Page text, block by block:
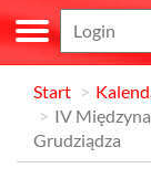
Start
IV
Grudziądza